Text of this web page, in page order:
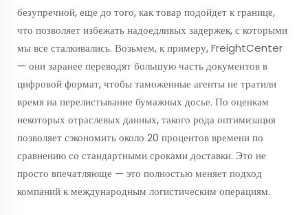
безупречной, еще до того, как товар подойдет к границе,
что позволяет избежать надоедливых задержек, с которыми
мы все сталкивались. Возьмем, к примеру, FreightCenter
— они заранее переводят большую часть документов в
цифровой формат, чтобы таможенные агенты не тратили
время на перелистывание бумажных досье. По оценкам
некоторых отраслевых данных, такого рода оптимизация
позволяет сэкономить около 20 процентов времени по
сравнению со стандартными сроками доставки. Это не
просто впечатляюще — это полностью меняет подход
компаний к международным логистическим операциям.